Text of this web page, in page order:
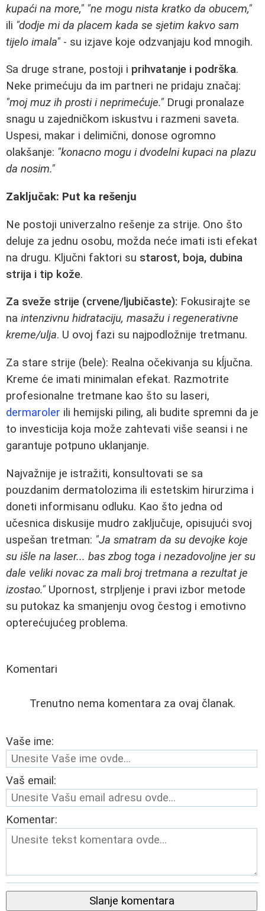
kupaći na more," "ne mogu nista kratko da obucem,"
ili "dodje mi da placem kada se sjetim kakvo sam
tijelo imala" - su izjave koje odzvanjaju kod mnogih.
Sa druge strane, postoji i prihvatanje i podrška.
Neke primećuju da im partneri ne pridaju značaj:
"moj muz ih prosti i neprimećuje." Drugi pronalaze
snagu u zajedničkom iskustvu i razmeni saveta.
Uspesi, makar i delimični, donose ogromno
olakšanje: "konacno mogu i dvodelni kupaci na plazu
da nosim."
Zaključak: Put ka rešenju
Ne postoji univerzalno rešenje za strije. Ono što
deluje za jednu osobu, možda neće imati isti efekat
na drugu. Ključni faktori su starost, boja, dubina
strija i tip kože.
Za sveže strije (crvene/ljubičaste): Fokusirajte se
na intenzivnu hidrataciju, masažu i regenerativne
kreme/ulja. U ovoj fazi su najpodložnije tretmanu.
Za stare strije (bele): Realna očekivanja su kĺjučna.
Kreme će imati minimalan efekat. Razmotrite
profesionalne tretmane kao što su laseri,
dermaroler ili hemijski piling, ali budite spremni da je
to investicija koja može zahtevati više seansi i ne
garantuje potpuno uklanjanje.
Najvažnije je istražiti, konsultovati se sa
pouzdanim dermatolozima ili estetskim hirurzima i
doneti informisanu odluku. Kao što jedna od
učesnica diskusije mudro zaključuje, opisujući svoj
uspešan tretman: "Ja smatram da su devojke koje
su išle na laser... bas zbog toga i nezadovoljne jer su
dale veliki novac za mali broj tretmana a rezultat je
izostao." Upornost, strpljenje i pravi izbor metode
su putokaz ka smanjenju ovog čestog i emotivno
opterećujućeg problema.
Komentari
Trenutno nema komentara za ovaj članak.
Vaše ime:
Vaš email:
Komentar:
Slanje komentara